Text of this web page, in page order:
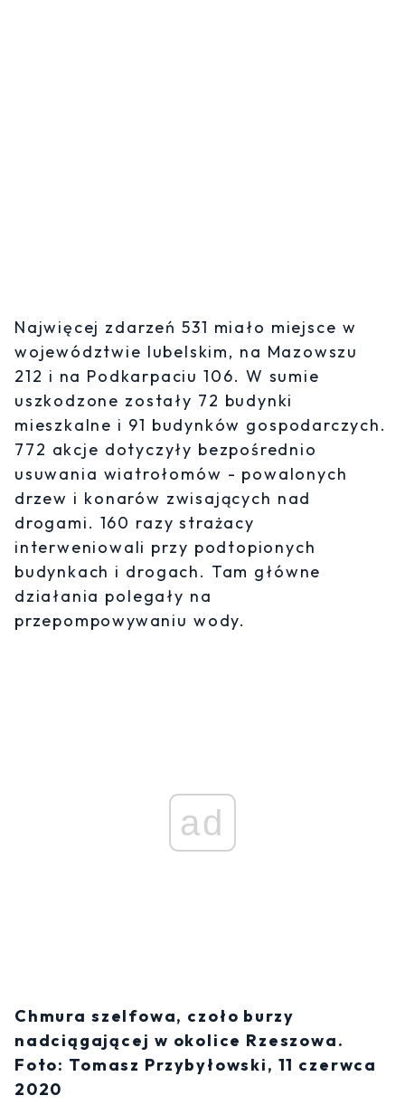
Najwięcej zdarzeń 531 miało miejsce w
województwie lubelskim, na Mazowszu
212 i na Podkarpaciu 106. W sumie
uszkodzone zostały 72 budynki
mieszkalne i 91 budynków gospodarczych.
772 akcje dotyczyły bezpośrednio
usuwania wiatrołomów - powalonych
drzew i konarów zwisających nad
drogami. 160 razy strażacy
interweniowali przy podtopionych
budynkach i drogach. Tam główne
działania polegały na
przepompowywaniu wody.
ad
Chmura szelfowa, czoło burzy
nadciągającej w okolice Rzeszowa.
Foto: Tomasz Przybyłowski, 11 czerwca
2020